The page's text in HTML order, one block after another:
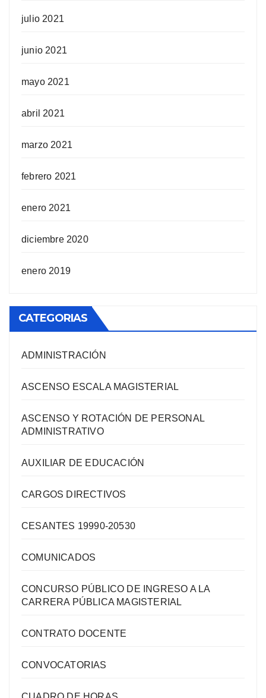
julio 2021
junio 2021
mayo 2021
abril 2021
marzo 2021
febrero 2021
enero 2021
diciembre 2020
enero 2019
CATEGORIAS
ADMINISTRACIÓN
ASCENSO ESCALA MAGISTERIAL
ASCENSO Y ROTACIÓN DE PERSONAL
ADMINISTRATIVO
AUXILIAR DE EDUCACIÓN
CARGOS DIRECTIVOS
CESANTES 19990-20530
COMUNICADOS
CONCURSO PÚBLICO DE INGRESO A LA
CARRERA PÚBLICA MAGISTERIAL
CONTRATO DOCENTE
CONVOCATORIAS